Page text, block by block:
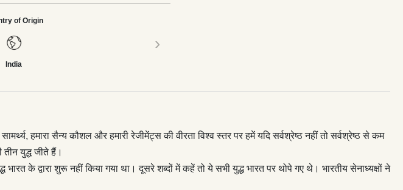
की शांतिप्रिय राष्ट्रीयता
किया गया था। दूसरे शब्दों में
ने हर युद्ध में अपने सैन्य कौशल का
दोनों में
भारतीय सेना के प्रति हमारा
।
of Origin
India
›
हमारा सैन्य कौशल और हमारी रेजीमेंट्स की वीरता विश्व स्तर पर हमें यदि सर्वश्रेष्ठ नहीं तो सर्वश्रेष्ठ से कम
युद्ध जीते हैं।
के द्वारा शुरू नहीं किया गया था। दूसरे शब्दों में कहें तो ये सभी युद्ध भारत पर थोपे गए थे। भारतीय सेनाध्यक्षों ने